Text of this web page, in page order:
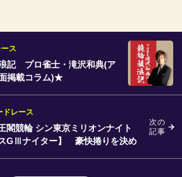
ス
記 プロ雀士・滝沢和典(ア
掲載コラム)★
次の
記事
ドレース
王閣競輪 シン東京ミリオンナイト
GⅢナイター】 豪快捲りを決め